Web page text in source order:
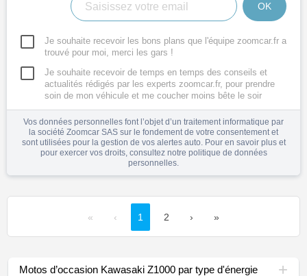
OK
Je souhaite recevoir les bons plans que l'équipe zoomcar.fr a
trouvé pour moi, merci les gars !
Je souhaite recevoir de temps en temps des conseils et
actualités rédigés par les experts zoomcar.fr, pour prendre
soin de mon véhicule et me coucher moins bête le soir
Vos données personnelles font l’objet d’un traitement informatique par
la société Zoomcar SAS sur le fondement de votre consentement et
sont utilisées pour la gestion de vos alertes auto. Pour en savoir plus et
pour exercer vos droits, consultez notre politique de données
personnelles.
« ‹ 1 2 › »
Motos d’occasion Kawasaki Z1000 par type d'énergie